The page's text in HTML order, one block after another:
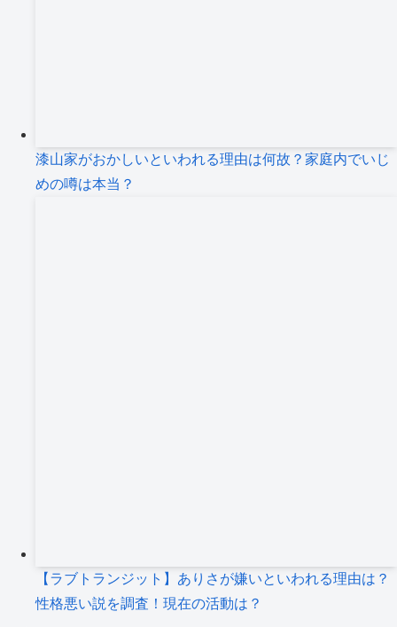
漆山家がおかしいといわれる理由は何故？家庭内でいじ
めの噂は本当？
【ラブトランジット】ありさが嫌いといわれる理由は？
性格悪い説を調査！現在の活動は？